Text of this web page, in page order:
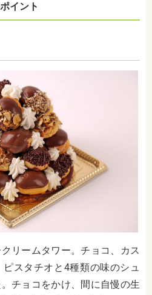
イント
リームタワー。チョコ、カス
スタチオと4種類の味のシュ
チョコをかけ、間に自慢の生